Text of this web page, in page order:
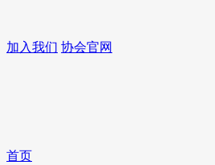
加入我们 协会官网
首页